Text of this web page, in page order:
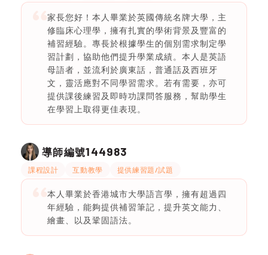
家長您好！本人畢業於英國傳統名牌大學，主
修臨床心理學，擁有扎實的學術背景及豐富的
補習經驗。專長於根據學生的個別需求制定學
習計劃，協助他們提升學業成績。本人是英語
母語者，並流利於廣東話，普通話及西班牙
文，靈活應對不同學習需求。若有需要，亦可
提供課後練習及即時功課問答服務，幫助學生
在學習上取得更佳表現。
導師編號144983
課程設計 互動教學 提供練習題/試題
本人畢業於香港城市大學語言學，擁有超過四
年經驗，能夠提供補習筆記，提升英文能力、
繪畫、以及鞏固語法。